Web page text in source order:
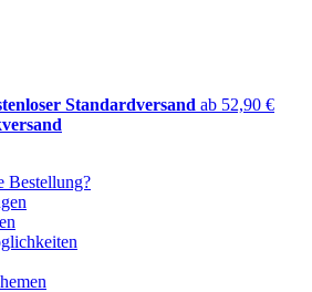
Standardversand ab 52,90 €
Bestellung?